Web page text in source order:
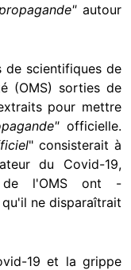
autour
de scientifiques de
(OMS) sorties de
pour mettre
officielle.
" consisterait à
du Covid-19,
de l'OMS ont -
ne disparaîtrait
19 et la grippe